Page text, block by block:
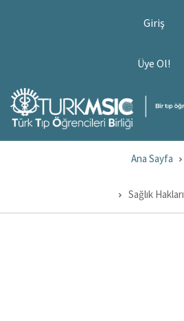
Giriş
Üye Ol!
Ana Sayfa
Sağlık